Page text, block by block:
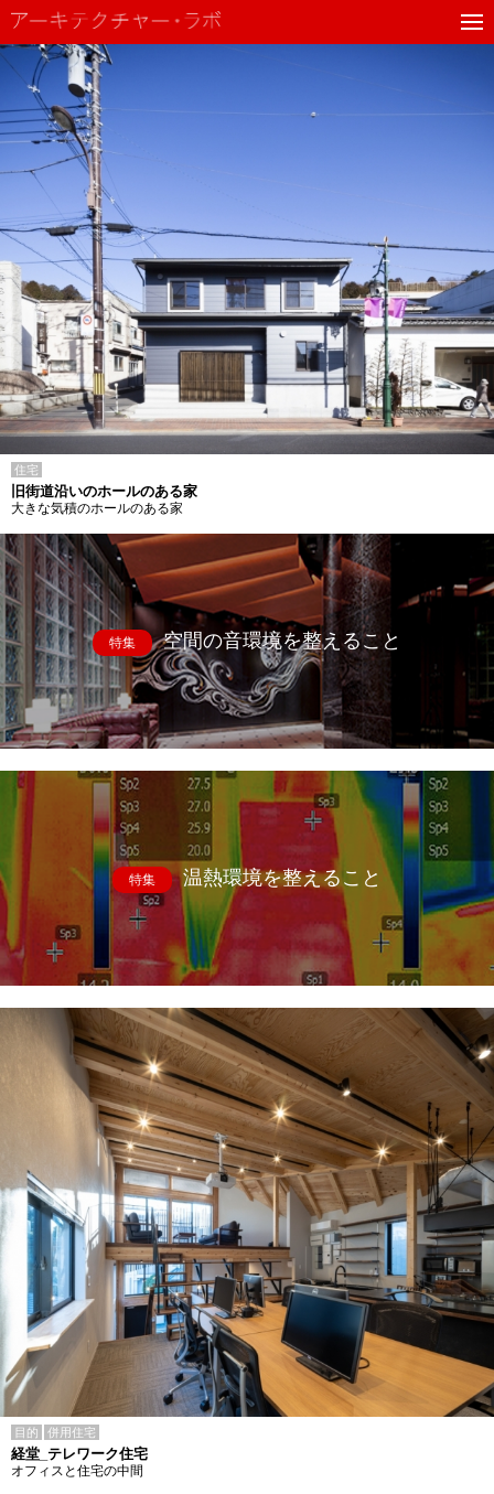
住宅
旧街道沿いのホールのある家
大きな気積のホールのある家
特集 空間の音環境を整えること
特集 温熱環境を整えること
目的 併用住宅
経堂_テレワーク住宅
オフィスと住宅の中間